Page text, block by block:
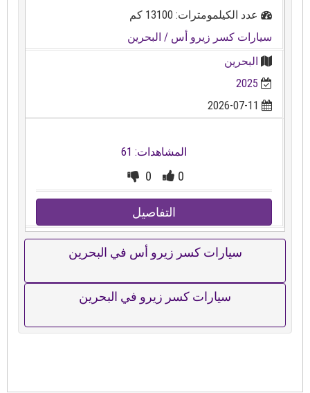
عدد الكيلمومترات: 13100 كم
سيارات كسر زيرو أس / البحرين
البحرين
2025
2026-07-11
المشاهدات: 61
0
0
التفاصيل
سيارات كسر زيرو أس في البحرين
سيارات كسر زيرو في البحرين